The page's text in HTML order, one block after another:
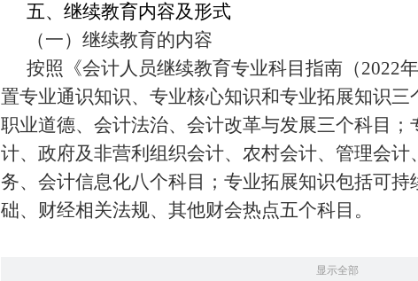
五、继续教育内容及形式
（一） 继续教育的内容
按照《会计人员继续教育专业科目指南（2022
置专业通识知识、专业核心知识和专业拓展知识
职业道德、会计法治、会计改革与发展三个科目
计、政府及非营利组织会计、农村会计、管理会
务、会计信息化八个科目；专业拓展知识包括可
础、财经相关法规、其他财会热点五个科目。
显示全部